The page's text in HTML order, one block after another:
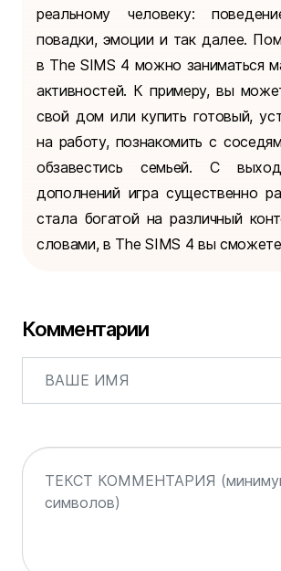
реальному человеку:
повадки, эмоции и так далее.
в The SIMS 4 можно заниматься
активностей. К примеру, вы
свой дом или купить готовый,
на работу, познакомить с
обзавестись семьей. С
дополнений игра существенно
стала богатой на различный
словами, в The SIMS 4 вы сможете
Комментарии